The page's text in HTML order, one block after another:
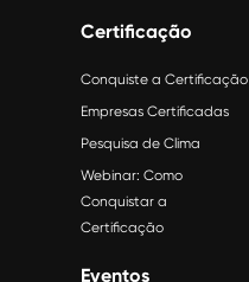
Certificação
Conquiste a Certificação
Empresas Certificadas
Pesquisa de Clima
Webinar: Como
Conquistar a
Certificação
Eventos